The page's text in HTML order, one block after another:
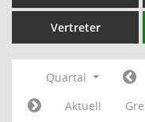
Vertreter
Quartal
Aktuell